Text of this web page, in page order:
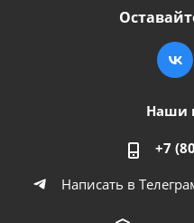
Наши
+7
Написать в